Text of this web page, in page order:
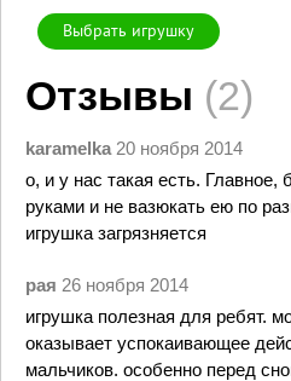
Выбрать игрушку
Отзывы (2)
karamelka 20 ноября 2014
о, и у нас такая есть. Главное,
руками и не вазюкать ею по
игрушка загрязняется
рая 26 ноября 2014
игрушка полезная для ребят.
оказывает успокаивающее
мальчиков. особенно перед